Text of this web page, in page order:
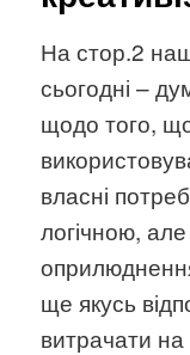
На стор.2
сьогодні –
щодо того,
власні
логічною,
ще якусь
витрачати на